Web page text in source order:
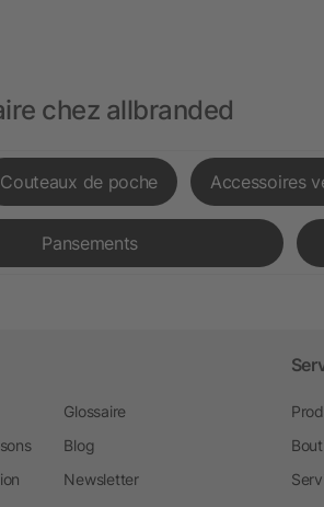
chez allbranded
Couteaux de poche Accessoires
Pansements
Glossaire
Blog
Newsletter